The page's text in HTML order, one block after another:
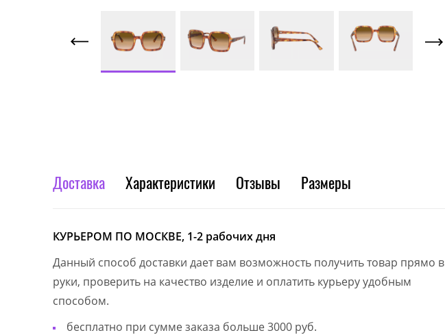
Доставка Характеристики Отзывы Размеры
КУРЬЕРОМ ПО МОСКВЕ, 1-2 рабочих дня
Данный способ доставки дает вам возможность получить товар прямо в
руки, проверить на качество изделие и оплатить курьеру удобным
способом.
бесплатно при сумме заказа больше 3000 руб.